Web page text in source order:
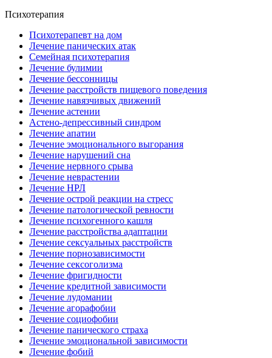
Психотерапия
Психотерапевт на дом
Лечение панических атак
Семейная психотерапия
Лечение булимии
Лечение бессонницы
Лечение расстройств пищевого поведения
Лечение навязчивых движений
Лечение астении
Астено-депрессивный синдром
Лечение апатии
Лечение эмоционального выгорания
Лечение нарушений сна
Лечение нервного срыва
Лечение неврастении
Лечение НРЛ
Лечение острой реакции на стресс
Лечение патологической ревности
Лечение психогенного кашля
Лечение расстройства адаптации
Лечение сексуальных расстройств
Лечение порнозависимости
Лечение сексоголизма
Лечение фригидности
Лечение кредитной зависимости
Лечение лудомании
Лечение агорафобии
Лечение социофобии
Лечение панического страха
Лечение эмоциональной зависимости
Лечение фобий